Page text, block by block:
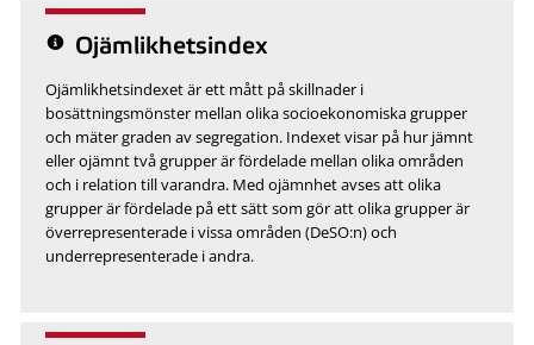
Ojämlikhetsindex
Ojämlikhetsindexet är ett mått på skillnader i
bosättningsmönster mellan olika socioekonomiska grupper
och mäter graden av segregation. Indexet visar på hur jämnt
eller ojämnt två grupper är fördelade mellan olika områden
och i relation till varandra. Med ojämnhet avses att olika
grupper är fördelade på ett sätt som gör att olika grupper är
överrepresenterade i vissa områden (DeSO:n) och
underrepresenterade i andra.